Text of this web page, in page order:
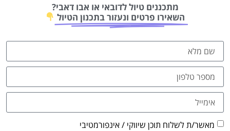
מציאת
טיסה זולה?
מתכננים טיול לדובאי או אבו דאבי?
השאירו פרטים ונעזור בתכנון הטיול
מאשר/ת לשלוח תוכן שיווקי / אינפורמטיבי